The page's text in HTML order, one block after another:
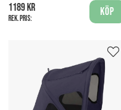
1189 kr
Rek. pris:
Köp